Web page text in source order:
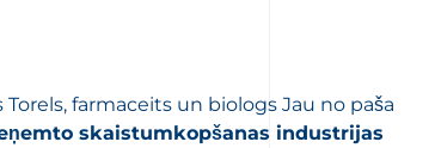
Torels, farmaceits un biologs Jau no paša
skaistumkopšanas industrijas